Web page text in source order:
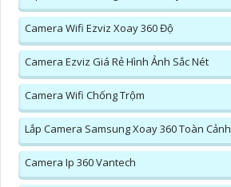
Camera Wifi Ezviz Xoay 360 Độ
Camera Ezviz Giá Rẻ Hình Ảnh Sắc Nét
Camera Wifi Chống Trộm
Lắp Camera Samsung Xoay 360 Toàn Cảnh
Camera Ip 360 Vantech